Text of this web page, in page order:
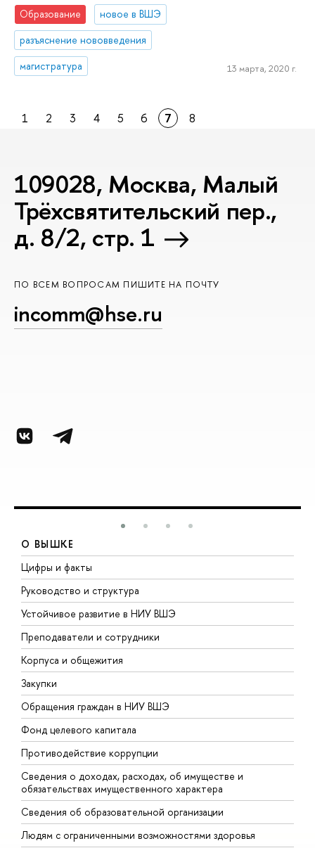
Образование
новое в ВШЭ
разъяснение нововведения
магистратура
13 марта, 2020 г.
1 2 3 4 5 6 7 8
109028, Москва, Малый
Трёхсвятительский пер.,
д. 8/2, стр. 1
ПО ВСЕМ ВОПРОСАМ ПИШИТЕ НА ПОЧТУ
incomm@hse.ru
О ВЫШКЕ
Цифры и факты
Руководство и структура
Устойчивое развитие в НИУ ВШЭ
Преподаватели и сотрудники
Корпуса и общежития
Закупки
Обращения граждан в НИУ ВШЭ
Фонд целевого капитала
Противодействие коррупции
Сведения о доходах, расходах, об имуществе и
обязательствах имущественного характера
Сведения об образовательной организации
Людям с ограниченными возможностями здоровья